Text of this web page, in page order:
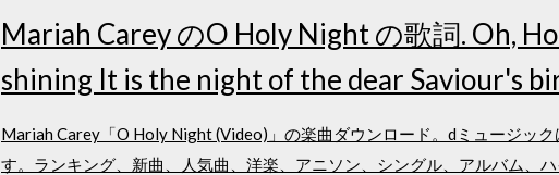
Mariah Carey のO Holy Night の歌詞. Oh,
shining It is the night of the dear Saviour's
Mariah Carey「O Holy Night (Video)」の楽曲ダウンロード。dミュージッ
す。ランキング、新曲、人気曲、洋楽、アニソン、シングル、アルバム、